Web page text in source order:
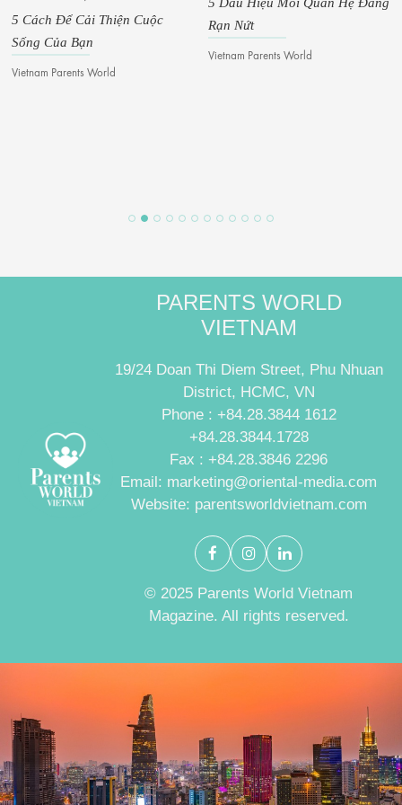
Để Cải Thiện Cuộc
Của Bạn
Parents World
Rạn Nứt
Vietnam Parents World
PARENTS WORLD
VIETNAM
19/24 Doan Thi Diem Street, Phu Nhuan
District, HCMC, VN
Phone : +84.28.3844 1612
+84.28.3844.1728
Fax : +84.28.3846 2296
Email: marketing@oriental-media.com
Website: parentsworldvietnam.com
© 2025 Parents World Vietnam
Magazine. All rights reserved.